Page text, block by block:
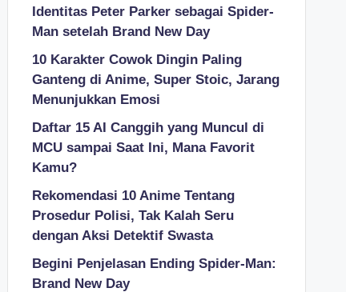
Identitas Peter Parker sebagai Spider-
Man setelah Brand New Day
10 Karakter Cowok Dingin Paling
Ganteng di Anime, Super Stoic, Jarang
Menunjukkan Emosi
Daftar 15 AI Canggih yang Muncul di
MCU sampai Saat Ini, Mana Favorit
Kamu?
Rekomendasi 10 Anime Tentang
Prosedur Polisi, Tak Kalah Seru
dengan Aksi Detektif Swasta
Begini Penjelasan Ending Spider-Man:
Brand New Day